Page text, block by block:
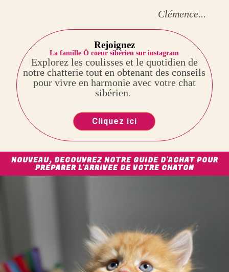
Clémence...
Rejoignez
La famille Ô coeur sibérien sur instagram
Explorez les coulisses et le quotidien de
notre chatterie tout en obtenant des conseils
pour vivre en harmonie avec votre chat
sibérien.
Cliquez ici
NOUVEAU, DECOUVREZ NOTRE GUIDE D'ACHAT POUR
PREPARER L'ARRIVEE DE VOTRE CHATON